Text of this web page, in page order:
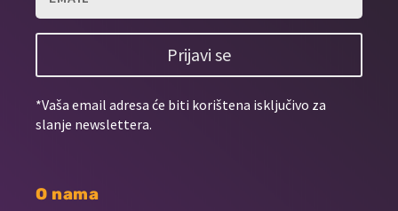
Prijavi se
*Vaša email adresa će biti korištena isključivo za
slanje newslettera.
O nama